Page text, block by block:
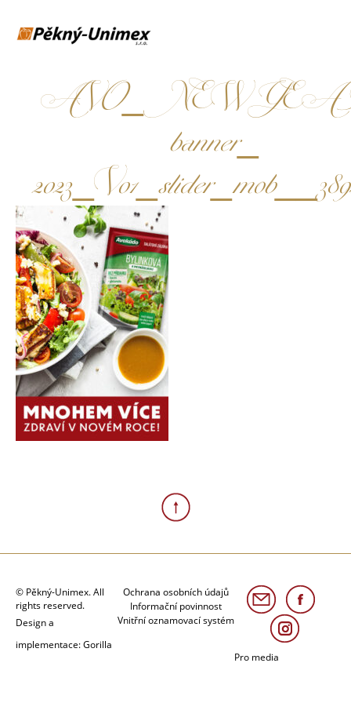
AVO_NEW
banner_
© Pěkný-Unimex. All
rights reserved.
Design a
implementace: Gorilla
Ochrana osobních údajů
Informační povinnost
Vnitřní oznamovací systém
Pro media